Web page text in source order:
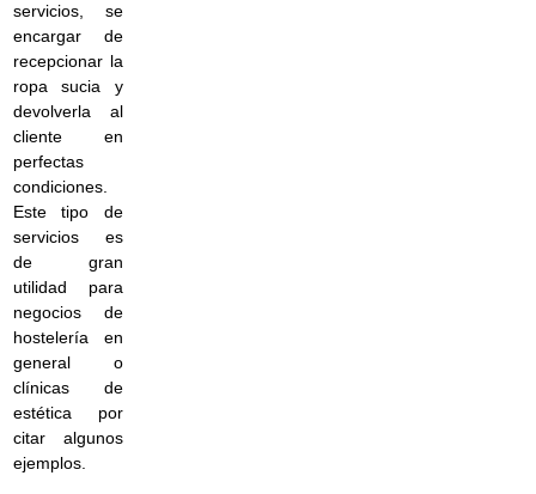
servicios, se
encargar de
recepcionar la
ropa sucia y
devolverla al
cliente en
perfectas
condiciones.
Este tipo de
servicios es
de gran
utilidad para
negocios de
hostelería en
general o
clínicas de
estética por
citar algunos
ejemplos.